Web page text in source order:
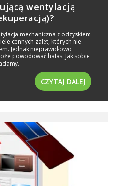
wentylacją
mechaniczna z odzyskiem
cennych zalet, których nie
Jednak nieprawidłowo
powodować hałas. Jak sobie
CZYTAJ DALEJ